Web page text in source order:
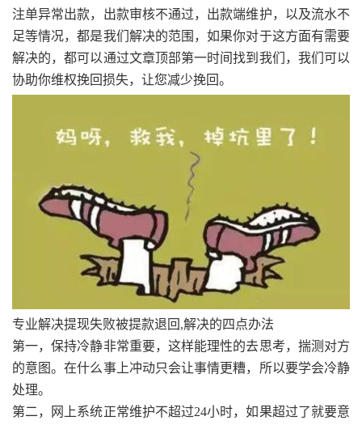
注单异常出款，出款审核不通过，出款端维护，以及流水不
足等情况，都是我们解决的范围，如果你对于这方面有需要
解决的，都可以通过文章顶部第一时间找到我们，我们可以
协助你维权挽回损失，让您减少挽回。
专业解决提现失败被提款退回,解决的四点办法
第一，保持冷静非常重要，这样能理性的去思考，揣测对方
的意图。在什么事上冲动只会让事情更糟，所以要学会冷静
处理。
第二，网上系统正常维护不超过24小时，如果超过了就要意